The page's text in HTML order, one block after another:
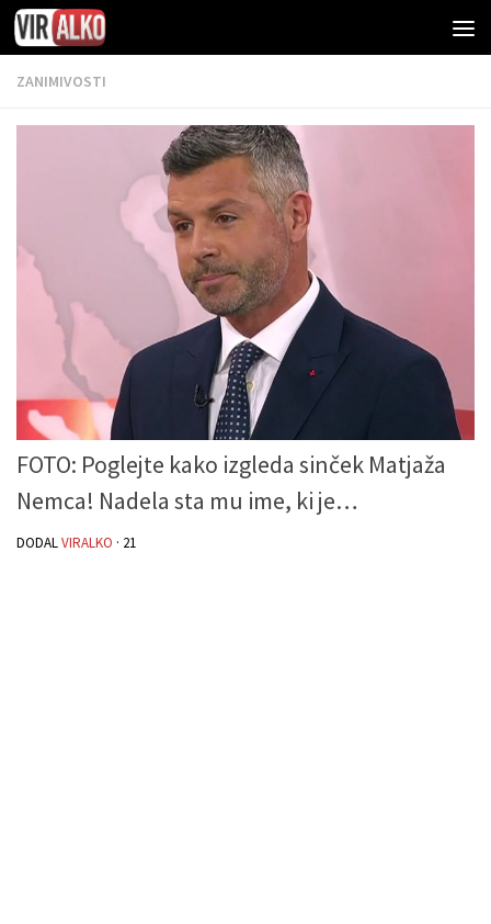
ZANIMIVOSTI
FOTO: Poglejte kako izgleda sinček Matjaža
Nemca! Nadela sta mu ime, ki je…
DODALVIRALKO · 21